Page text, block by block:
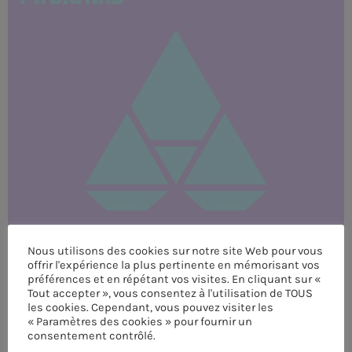
CUSTOM PLAYER
RALIEZOT 92
Nous utilisons des cookies sur notre site Web pour vous
offrir l'expérience la plus pertinente en mémorisant vos
préférences et en répétant vos visites. En cliquant sur «
Tout accepter », vous consentez à l'utilisation de TOUS
les cookies. Cependant, vous pouvez visiter les
« Paramètres des cookies » pour fournir un
consentement contrôlé.